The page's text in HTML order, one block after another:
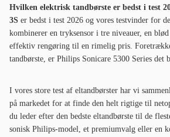
Hvilken elektrisk tandbørste er bedst i test
3S er bedst i test 2026 og vores testvinder for
kombinerer en tryksensor i tre niveauer, en
effektiv rengøring til en rimelig pris.
tandbørste, er Philips Sonicare 5300 Series det
I vores store test af eltandbørster har vi
på markedet for at finde den helt rigtige til
du leder efter den bedste eltandbørste til de
sonisk Philips-model, et premiumvalg eller en